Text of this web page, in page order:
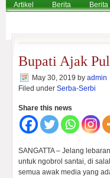
Artikel Berita
Bupati Ajak
May 30, 2019 by admin
Filed under Serba-Serbi
Share this news
SANGATTA – Jelang
untuk ngobrol santai, di
semua awak media yang